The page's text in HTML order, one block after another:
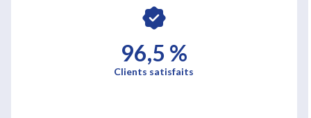
96,5 %
Clients satisfaits